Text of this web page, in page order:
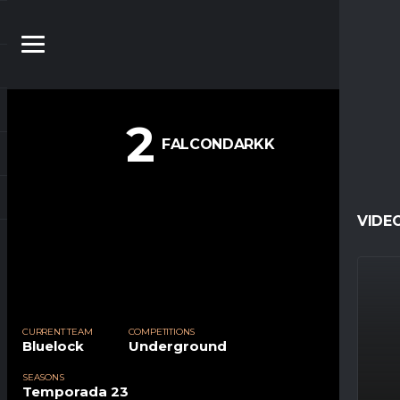
2 FALCONDARKK
CURRENT TEAM
Bluelock
COMPETITIONS
Underground
SEASONS
Temporada 23